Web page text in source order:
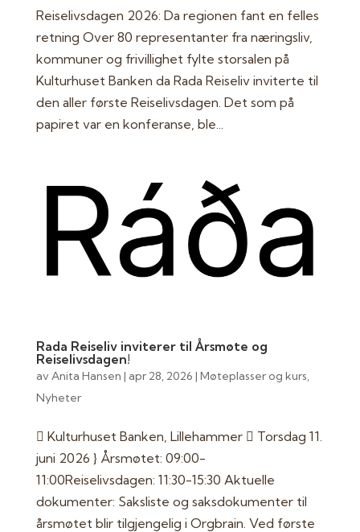
Reiselivsdagen 2026: Da regionen fant en felles
retning Over 80 representanter fra næringsliv,
kommuner og frivillighet fylte storsalen på
Kulturhuset Banken da Rada Reiseliv inviterte til
den aller første Reiselivsdagen. Det som på
papiret var en konferanse, ble...
Rada Reiseliv inviterer til Årsmøte og
Reiselivsdagen!
av Anita Hansen | apr 28, 2026 | Møteplasser og kurs,
Nyheter
 Kulturhuset Banken, Lillehammer  Torsdag 11.
juni 2026 } Årsmøtet: 09:00-
11:00Reiselivsdagen: 11:30-15:30 Aktuelle
dokumenter: Saksliste og saksdokumenter til
årsmøtet blir tilgjengelig i Orgbrain. Ved første